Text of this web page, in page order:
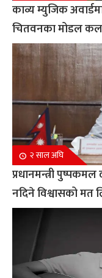
काव्य म्युजिक
चितवनका मोडल
२ साल अघि
प्रधानमन्त्री पुष्पकमल
नदिने विश्वासको मत